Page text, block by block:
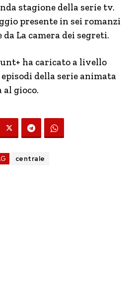
stagione della serie tv.
presente in sei romanzi
La camera dei segreti.
ha caricato a livello
della serie animata
gioco.
centrale